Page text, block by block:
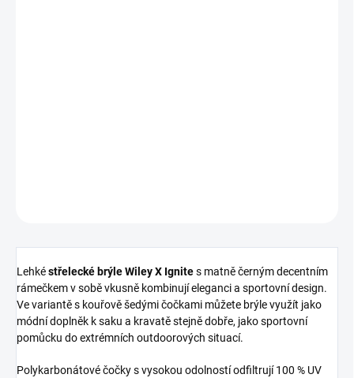
Lehkéstřelecké brýle Wiley X Ignites matně černým decentním
rámečkem v sobě vkusně kombinují eleganci a sportovní design.
Ve variantě s kouřově šedými čočkami můžete brýle využít jako
módní doplněk k saku a kravatě stejně dobře, jako sportovní
pomůcku do extrémních outdoorových situací.
Polykarbonátové čočky s vysokou odolností odfiltrují 100 % UV